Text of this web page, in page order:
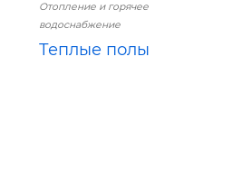
Отопление и горячее
водоснабжение
Теплые полы